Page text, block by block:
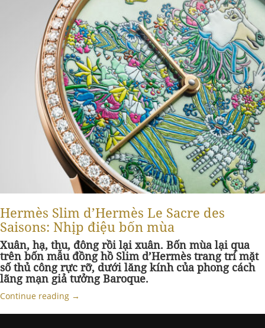
Hermès Slim d’Hermès Le Sacre des
Saisons: Nhịp điệu bốn mùa
Xuân, hạ, thu, đông rồi lại xuân. Bốn mùa lại qua
trên bốn mẫu đồng hồ Slim d’Hermès trang trí mặt
số thủ công rực rỡ, dưới lăng kính của phong cách
lãng mạn giả tưởng Baroque.
Continue reading →